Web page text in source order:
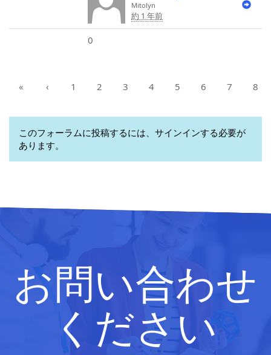
Mitolyn
約 1 年前
0
« ‹ 1 2 3 4 5 6 7 8
このフォーラムに投稿するには、サインインする必要が
あります。
お問い合わせ
ください